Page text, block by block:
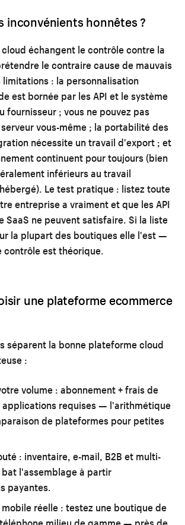
inconvénients honnêtes ?
échangent le contrôle contre la
le contraire cause de mauvais
limitations : la personnalisation
est bornée par les API et le système
fournisseur ; vous ne pouvez pas
vous-même ; la portabilité des
nécessite un travail d'export ; et
continuent pour toujours (bien
inférieurs au travail
Le test pratique : listez toute
entreprise a vraiment et que les API
SaaS ne peuvent satisfaire. Si la liste
la plupart des boutiques elle l'est —
contrôle est théorique.
une plateforme ecommerce
séparent la bonne plateforme cloud
:
volume : abonnement + frais de
applications requises — l'arithmétique
de plateformes pour petites
: inventaire, e-mail, B2B et multi-
l'assemblage à partir
payantes.
réelle : testez une boutique de